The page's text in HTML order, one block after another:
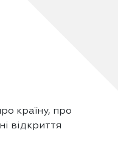
країну, про
відкриття